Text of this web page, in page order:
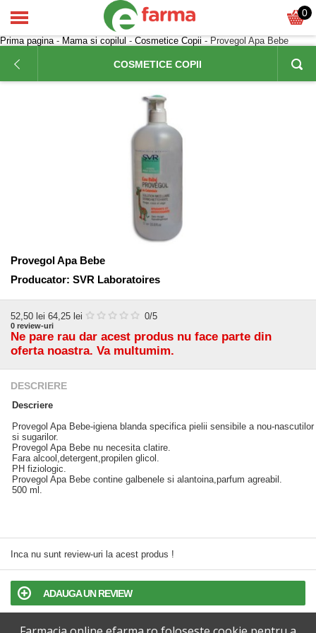
0
Prima pagina- Mama si copilul - Cosmetice Copii - Provegol Apa Bebe
COSMETICE COPII
Provegol Apa Bebe
Producator: SVR Laboratoires
52,50 lei 64,25 lei 0/5
0 review-uri
Ne pare rau dar acest produs nu face parte din
oferta noastra. Va multumim.
DESCRIERE
Descriere
Provegol Apa Bebe-igiena blanda specifica pielii sensibile a nou-nascutilor
si sugarilor.
Provegol Apa Bebe nu necesita clatire.
Fara alcool,detergent,propilen glicol.
PH fiziologic.
Provegol Apa Bebe contine galbenele si alantoina,parfum agreabil.
500 ml.
Inca nu sunt review-uri la acest produs !
ADAUGA UN REVIEW